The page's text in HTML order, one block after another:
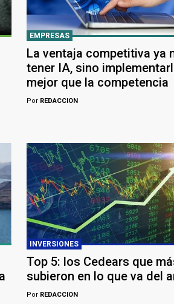
EMPRESAS
La ventaja competitiva ya
tener IA, sino
mejor que la competencia
Por REDACCION
INVERSIONES
Top 5: los Cedears que
subieron en lo que va del
Por REDACCION